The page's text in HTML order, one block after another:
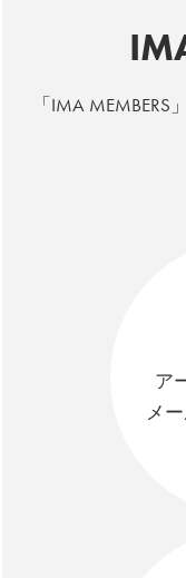
「IMA
ア
メ